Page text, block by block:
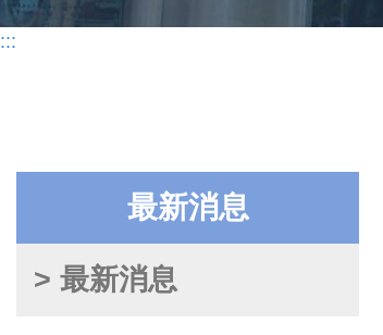
:::
最新消息
> 最新消息